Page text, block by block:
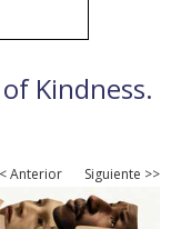
Kindness.
Anterior Siguiente >>